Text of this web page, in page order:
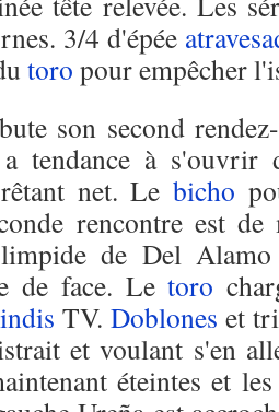
3/4 d'épée
toro pour empêcher
son second
tendance à s'ouvrir
net. Le bicho
rencontre est
limpide de Del Alamo
de face. Letoro
TV. Doblones et
et voulant s'en
éteintes et